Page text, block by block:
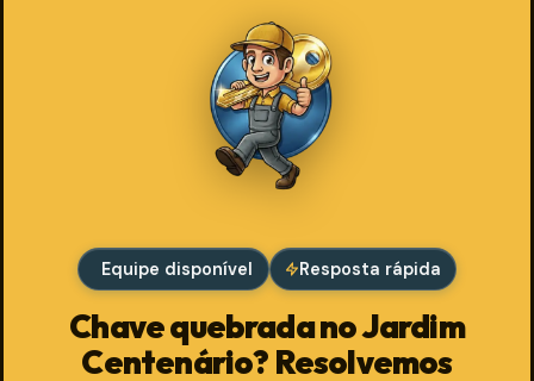
Equipe disponível Resposta rápida
Chave quebrada no Jardim
Centenário? Resolvemos